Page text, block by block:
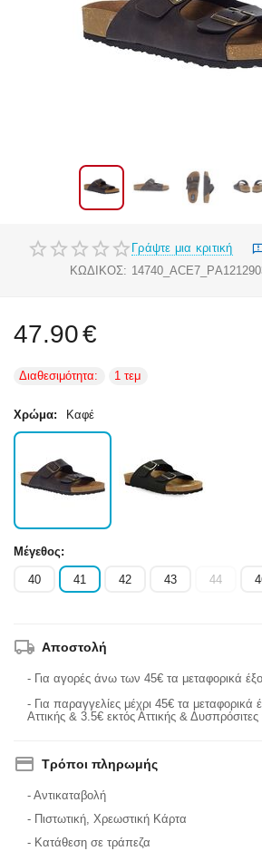
Γράψτε μια κριτική
ΚΩΔΙΚΟΣ:
47.90€
Διαθεσιμότητα: 1 τεμ
Χρώμα: Καφέ
Μέγεθος:
40 41 42 43 44
Αποστολή
- Για αγορές άνω των 45€ τα μεταφορικά
- Για παραγγελίες μέχρι 45€ τα μεταφορικά
Αττικής & 3.5€ εκτός Αττικής & Δυσπρόσιτες
Τρόποι πληρωμής
- Αντικαταβολή
- Πιστωτική, Χρεωστική Κάρτα
- Κατάθεση σε τράπεζα